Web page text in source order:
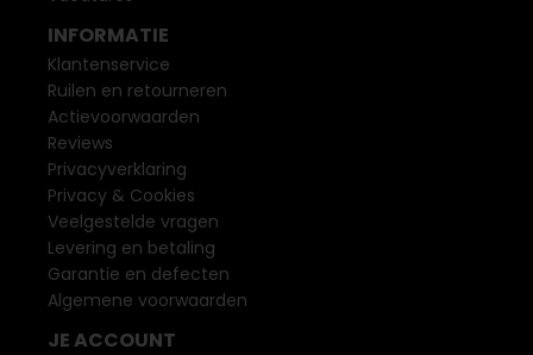
INFORMATIE
Klantenservice
Ruilen en retourneren
Actievoorwaarden
Reviews
Privacyverklaring
Privacy & Cookies
Veelgestelde vragen
Levering en betaling
Garantie en defecten
Algemene voorwaarden
JE ACCOUNT